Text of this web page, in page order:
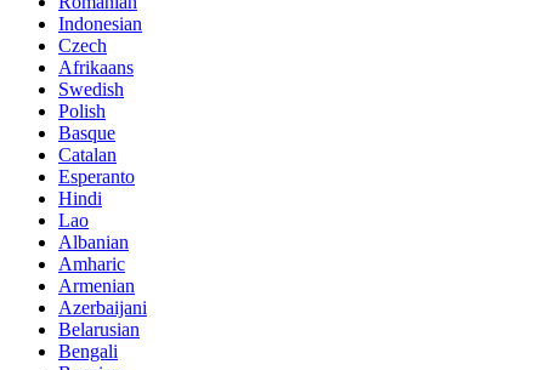
Indonesian
Czech
Afrikaans
Swedish
Polish
Basque
Catalan
Esperanto
Hindi
Lao
Albanian
Amharic
Armenian
Azerbaijani
Belarusian
Bengali